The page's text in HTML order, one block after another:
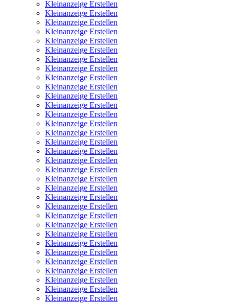
Kleinanzeige Erstellen
Kleinanzeige Erstellen
Kleinanzeige Erstellen
Kleinanzeige Erstellen
Kleinanzeige Erstellen
Kleinanzeige Erstellen
Kleinanzeige Erstellen
Kleinanzeige Erstellen
Kleinanzeige Erstellen
Kleinanzeige Erstellen
Kleinanzeige Erstellen
Kleinanzeige Erstellen
Kleinanzeige Erstellen
Kleinanzeige Erstellen
Kleinanzeige Erstellen
Kleinanzeige Erstellen
Kleinanzeige Erstellen
Kleinanzeige Erstellen
Kleinanzeige Erstellen
Kleinanzeige Erstellen
Kleinanzeige Erstellen
Kleinanzeige Erstellen
Kleinanzeige Erstellen
Kleinanzeige Erstellen
Kleinanzeige Erstellen
Kleinanzeige Erstellen
Kleinanzeige Erstellen
Kleinanzeige Erstellen
Kleinanzeige Erstellen
Kleinanzeige Erstellen
Kleinanzeige Erstellen
Kleinanzeige Erstellen
Kleinanzeige Erstellen